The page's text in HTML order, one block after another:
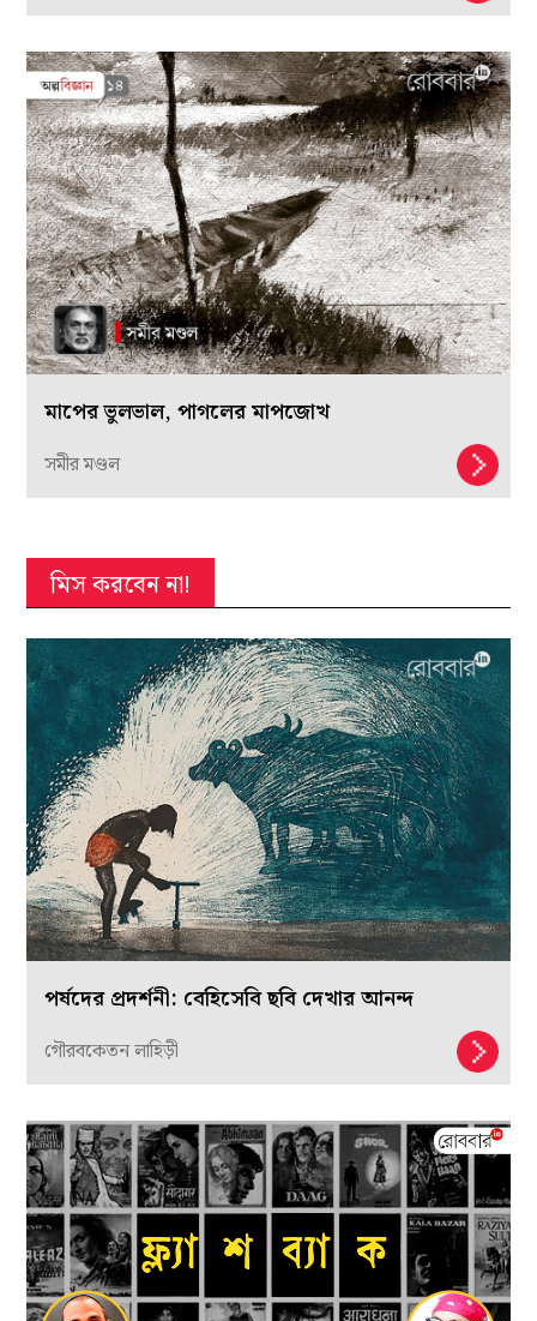
মাপের ভুলভাল, পাগলের মাপজোখ
সমীর মণ্ডল
মিস করবেন না!
পর্ষদের প্রদর্শনী: বেহিসেবি ছবি দেখার আনন্দ
গৌরবকেতন লাহিড়ী